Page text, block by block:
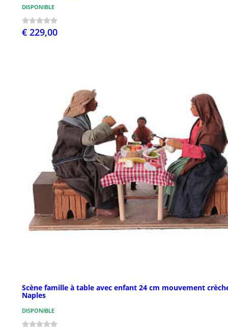
DISPONIBLE
€ 229,00
Scène famille à table avec enfant 24 cm mouvement
Naples
DISPONIBLE